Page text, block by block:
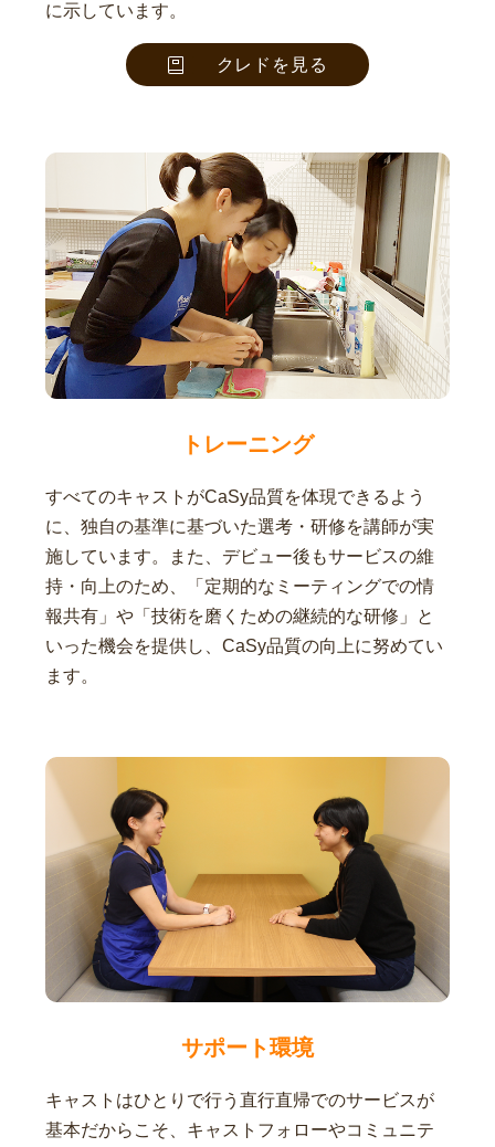
に示しています。
クレドを見る
トレーニング
すべてのキャストがCaSy品質を体現できるよう
に、独自の基準に基づいた選考・研修を講師が実
施しています。また、デビュー後もサービスの維
持・向上のため、「定期的なミーティングでの情
報共有」や「技術を磨くための継続的な研修」と
いった機会を提供し、CaSy品質の向上に努めてい
ます。
サポート環境
キャストはひとりで行う直行直帰でのサービスが
基本だからこそ、キャストフォローやコミュニテ